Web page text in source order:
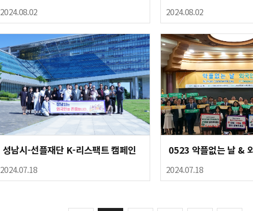
2024.08.02 2024.08.02
성남시-선플재단 K-리스팩트 캠페인
2024.07.18 2024.07.18